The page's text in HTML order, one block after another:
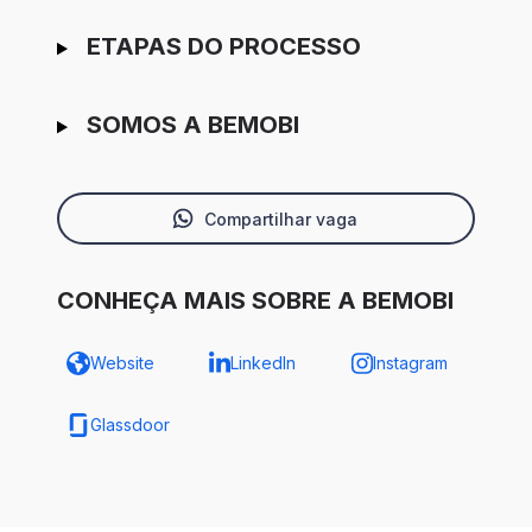
ETAPAS DO PROCESSO
SOMOS A BEMOBI
Compartilhar vaga
CONHEÇA MAIS SOBRE A BEMOBI
Website LinkedIn Instagram
Glassdoor